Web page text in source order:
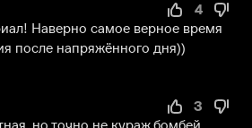
4
Наверно самое верное время
после напряжённого дня))
3
но точно не кураж бомбей